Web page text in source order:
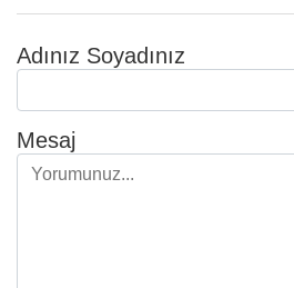
Adınız Soyadınız
Mesaj